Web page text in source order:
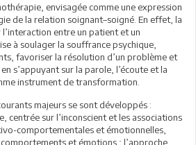
envisagée comme une expression
de la relation soignant–soigné. En effet, la
entre un patient et un
à soulager la souffrance psychique,
favoriser la résolution d’un problème et
s’appuyant sur la parole, l’écoute et la
instrument de transformation.
majeurs se sont développés :
centrée sur l’inconscient et les associations
comportementales et émotionnelles,
et émotions ; l’approche